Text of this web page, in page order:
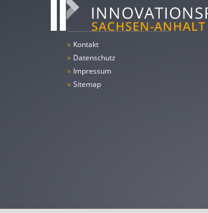
» Kontakt
» Datenschutz
» Impressum
» Sitemap